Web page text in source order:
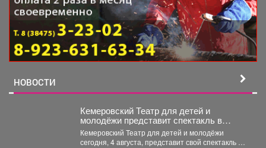
НОВОСТИ
Кемеровский Театр для детей и
молодёжи представит спектакль в
Москве
Кемеровский Театр для детей и молодёжи
сегодня, 4 августа, представит свой спектакль на